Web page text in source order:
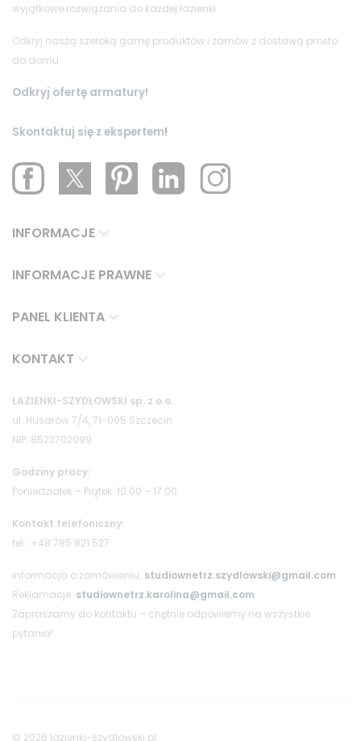
wyjątkowe rozwiązania do każdej łazienki.
Odkryj naszą szeroką gamę produktów i zamów z dostawą prosto
do domu.
Odkryj ofertę armatury!
Skontaktuj się z ekspertem!
INFORMACJE
INFORMACJE PRAWNE
PANEL KLIENTA
KONTAKT
ŁAZIENKI-SZYDŁOWSKI sp. z o.o.
ul. Husarów 7/4, 71-005 Szczecin
NIP: 8522702099
Godziny pracy:
Poniedziałek – Piątek: 10:00 – 17:00
Kontakt telefoniczny:
tel.: +48 785 821 527
informacja o zamówieniu: studiownetrz.szydlowski@gmail.com
Reklamacje: studiownetrz.karolina@gmail.com
Zapraszamy do kontaktu – chętnie odpowiemy na wszystkie
pytania!
© 2026 lazienki-szydlowski.pl